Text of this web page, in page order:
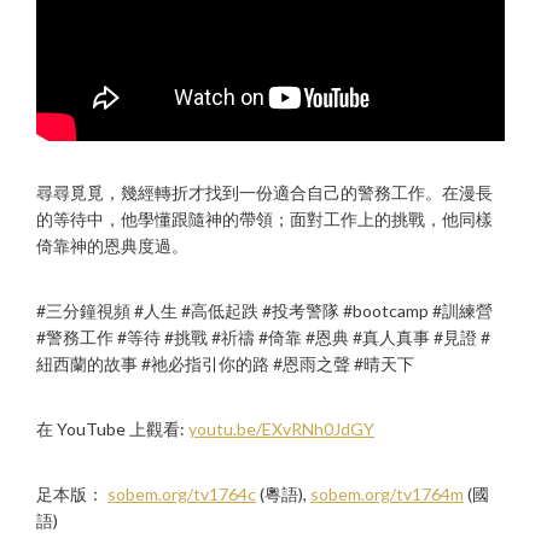
尋尋覓覓，幾經轉折才找到一份適合自己的警務工作。在漫長
的等待中，他學懂跟隨神的帶領；面對工作上的挑戰，他同樣
倚靠神的恩典度過。
#三分鐘視頻 #人生 #高低起跌 #投考警隊 #bootcamp #訓練營
#警務工作 #等待 #挑戰 #祈禱 #倚靠 #恩典 #真人真事 #見證 #
紐西蘭的故事 #祂必指引你的路 #恩雨之聲 #晴天下
在 YouTube 上觀看: youtu.be/EXvRNh0JdGY
足本版： sobem.org/tv1764c(粵語), sobem.org/tv1764m (國
語)